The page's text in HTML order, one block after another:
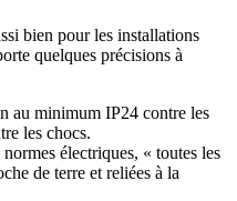
bien pour les installations
quelques précisions à
au minimum IP24 contre les
les chocs.
électriques, « toutes les
de terre et reliées à la